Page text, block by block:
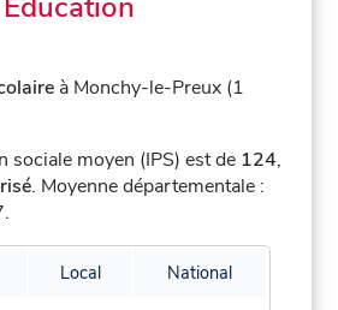
à Monchy-le-Preux (1
sociale moyen (IPS) est de 124,
. Moyenne départementale :
Local National